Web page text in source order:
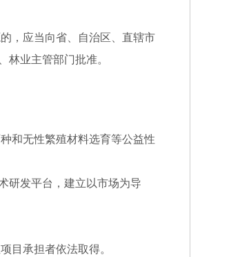
，应当向省、自治区、直辖市
林业主管部门批准。
和无性繁殖材料选育等公益性
研发平台，建立以市场为导
目承担者依法取得。